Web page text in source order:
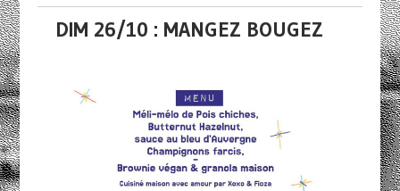
DIM 26/10 : MANGEZ BOUGEZ